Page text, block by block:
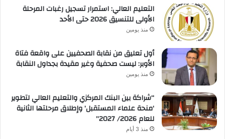
التعليم العالي: استمرار تسجيل رغبات المرحلة
الأولى للتنسيق 2026 حتى الأحد
منذ يومين
أول تعليق من نقابة الصحفيين على واقعة فتاة
الأوبر: ليست صحفية وغير مقيدة بجداول النقابة
منذ يومين
“شراكة بين البنك المركزي والتعليم العالي لتطوير
‘منحة علماء المستقبل’ وإطلاق مرحلتها الثانية
للعام 2026/ 2027”
منذ 3 أيام